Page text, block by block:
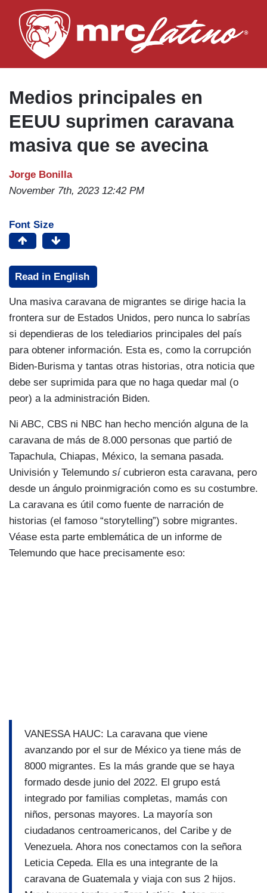
to
main
Medios principales en
EEUU suprimen caravana
masiva que se avecina
Jorge Bonilla
November 7th, 2023 12:42 PM
Font Size
Read in English
Una masiva caravana de migrantes se dirige hacia la
frontera sur de Estados Unidos, pero nunca lo sabrías
si dependieras de los telediarios principales del país
para obtener información. Esta es, como la corrupción
Biden-Burisma y tantas otras historias, otra noticia que
debe ser suprimida para que no haga quedar mal (o
peor) a la administración Biden.
Ni ABC, CBS ni NBC han hecho mención alguna de la
caravana de más de 8.000 personas que partió de
Tapachula, Chiapas, México, la semana pasada.
Univisión y Telemundo sícubrieron esta caravana, pero
desde un ángulo proinmigración como es su costumbre.
La caravana es útil como fuente de narración de
historias (el famoso “storytelling”) sobre migrantes.
Véase esta parte emblemática de un informe de
Telemundo que hace precisamente eso:
VANESSA HAUC: La caravana que viene
avanzando por el sur de México ya tiene más de
8000 migrantes. Es la más grande que se haya
formado desde junio del 2022. El grupo está
integrado por familias completas, mamás con
niños, personas mayores. La mayoría son
ciudadanos centroamericanos, del Caribe y de
Venezuela. Ahora nos conectamos con la señora
Leticia Cepeda. Ella es una integrante de la
caravana de Guatemala y viaja con sus 2 hijos.